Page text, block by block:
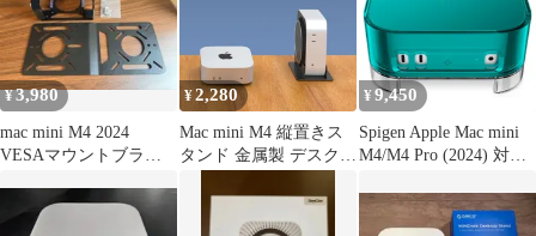
デスクトップ スタンド
- アクセサリ (スペース
グレー)
¥3,980
mac mini M4 2024
VESAマウントブラケ
¥2,280
Mac mini M4 縦置きス
タンド 金属製 デスクス
付き 滑り止め 傷防止
デスクトップ収納 ブラ
¥ 9,450
Spigen Apple Mac mini
M4/M4 Pro (2024) 対応
スタンド 防塵 通気性
保護カバー クラシッ